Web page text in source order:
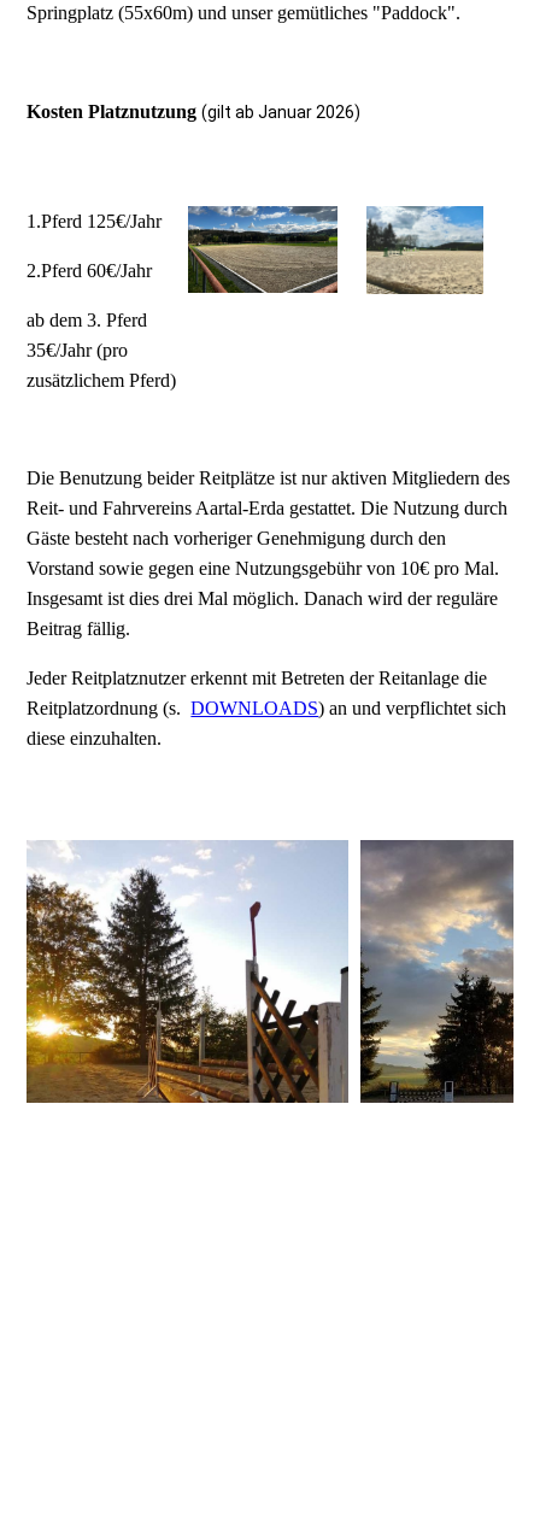
Springplatz (55x60m) und unser gemütliches "Paddock".
Kosten Platznutzung(gilt ab Januar 2026)
1.Pferd 125€/Jahr
2.Pferd 60€/Jahr
ab dem 3. Pferd
35€/Jahr (pro
zusätzlichem Pferd)
Die Benutzung beider Reitplätze ist nur aktiven Mitgliedern des
Reit- und Fahrvereins Aartal-Erda gestattet. Die Nutzung durch
Gäste besteht nach vorheriger Genehmigung durch den
Vorstand sowie gegen eine Nutzungsgebühr von 10€ pro Mal.
Insgesamt ist dies drei Mal möglich. Danach wird der reguläre
Beitrag fällig.
Jeder Reitplatznutzer erkennt mit Betreten der Reitanlage die
Reitplatzordnung (s.DOWNLOADS) an und verpflichtet sich
diese einzuhalten.